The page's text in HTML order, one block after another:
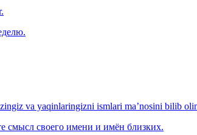
va yaqinlaringizni ismlari ma’nosini bilib
смысл своего имени и имён близких.